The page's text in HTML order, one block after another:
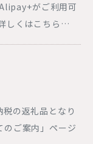
がご利用可
しくはこちら…
の返礼品となり
のご案内」ページ
の情報を発信して
願いします。